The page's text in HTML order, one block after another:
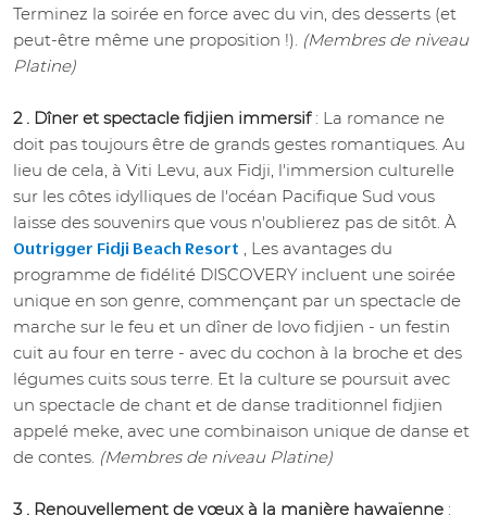
Terminez la soirée en force avec du vin, des desserts (et
peut-être même une proposition !). (Membres de niveau
Platine)
2 . Dîner et spectacle fidjien immersif: La romance ne
doit pas toujours être de grands gestes romantiques. Au
lieu de cela, à Viti Levu, aux Fidji, l'immersion culturelle
sur les côtes idylliques de l'océan Pacifique Sud vous
laisse des souvenirs que vous n'oublierez pas de sitôt. À
Outrigger Fidji Beach Resort , Les avantages du
programme de fidélité DISCOVERY incluent une soirée
unique en son genre, commençant par un spectacle de
marche sur le feu et un dîner de lovo fidjien - un festin
cuit au four en terre - avec du cochon à la broche et des
légumes cuits sous terre. Et la culture se poursuit avec
un spectacle de chant et de danse traditionnel fidjien
appelé meke, avec une combinaison unique de danse et
de contes. (Membres de niveau Platine)
3 . Renouvellement de vœux à la manière hawaïenne :